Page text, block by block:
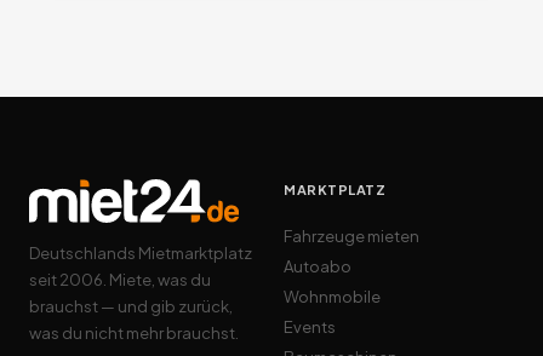
Deutschlands Mietmarktplatz
seit 2006. Miete, was du
brauchst — und gib zurück,
was du nicht mehr brauchst.
MARKTPLATZ
Fahrzeuge mieten
Autoabo
Wohnmobile
Events